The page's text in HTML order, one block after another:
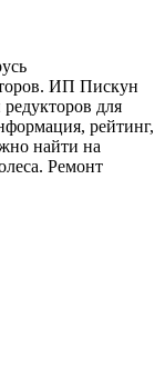
ИП Пискун
для
рейтинг,
найти на
Ремонт